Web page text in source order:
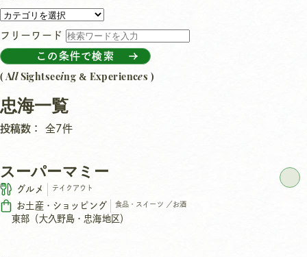
フリーワード
この条件で検索
( AllSightseeing & Experiences )
忠海一覧
投稿数： 全7件
スーパーマミー
グルメ テイクアウト
お土産・ショッピング 食品・スイーツ ／ お酒
東部（大久野島・忠海地区）